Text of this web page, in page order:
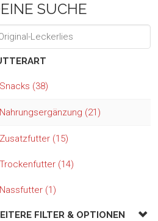
SUCHE
Snacks (38)
Nahrungsergänzung (21)
Zusatzfutter (15)
Trockenfutter (14)
Nassfutter (1)
FILTER & OPTIONEN